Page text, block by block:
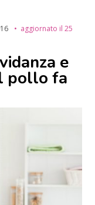
aggiornato il25
e
pollo fa